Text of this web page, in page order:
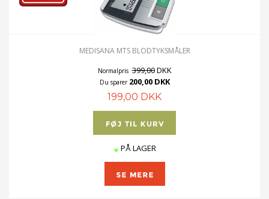
MEDISANA MTS BLODTYKSMÅLER
Normalpris 399,00DKK
Du sparer 200,00 DKK
199,00 DKK
PÅ LAGER